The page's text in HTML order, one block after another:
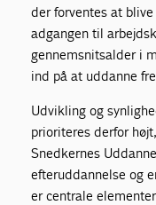
der forventes at
adgangen til
gennemsnitsalder i
ind på at uddanne
Udvikling og
prioriteres derfor
Snedkernes
efteruddannelse og
er centrale